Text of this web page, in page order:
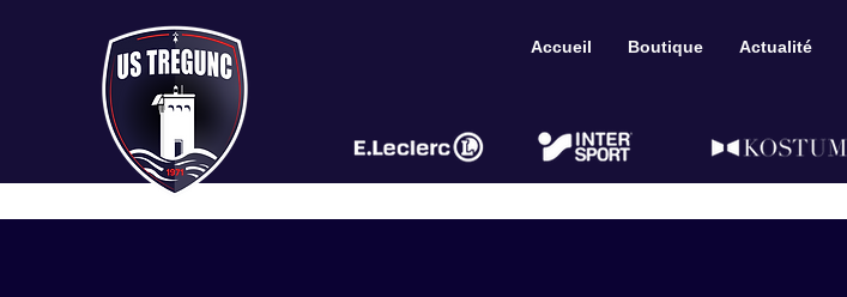
Accueil Boutique Actualité